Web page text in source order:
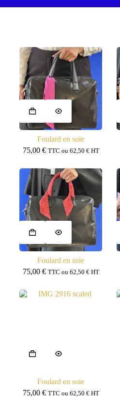
Foulard en soie
75,00 € TTC ou 62,50 €HT
Foulard en soie
75,00 € TTC ou 62,50 €HT
Foulard en soie
75,00 € TTC ou 62,50 €HT